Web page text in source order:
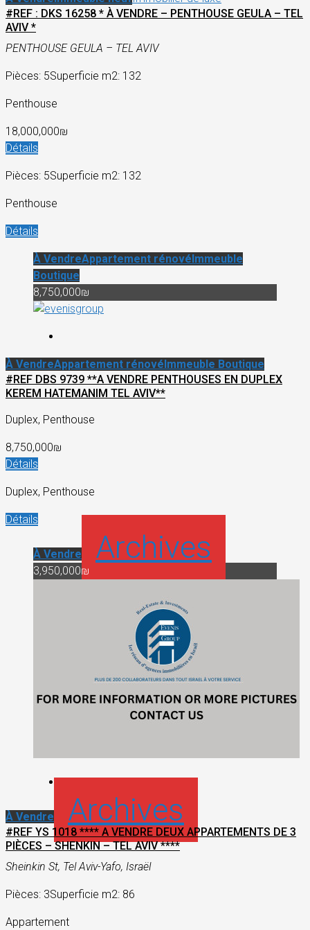
#REF : DKS 16258 * À VENDRE – PENTHOUSE GEULA – TEL
AVIV *
PENTHOUSE GEULA – TEL AVIV
Pièces: 5Superficie m2: 132
Penthouse
18,000,000₪
Détails
Pièces: 5Superficie m2: 132
Penthouse
Détails
À VendreAppartement rénovéImmeuble
Boutique
8,750,000₪
À VendreAppartement rénovéImmeuble Boutique
#REF DBS 9739 **A VENDRE PENTHOUSES EN DUPLEX
KEREM HATEMANIM TEL AVIV**
Duplex, Penthouse
8,750,000₪
Détails
Duplex, Penthouse
Détails
À Vendre Archives
3,950,000₪
À Vendre Archives
#REF YS 1018 **** A VENDRE DEUX APPARTEMENTS DE 3
PIÈCES – SHENKIN – TEL AVIV ****
Sheinkin St, Tel Aviv-Yafo, Israël
Pièces: 3Superficie m2: 86
Appartement